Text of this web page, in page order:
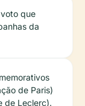
que
da
de Paris)
de Leclerc).